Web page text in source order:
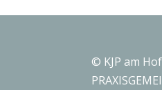
© KJP am